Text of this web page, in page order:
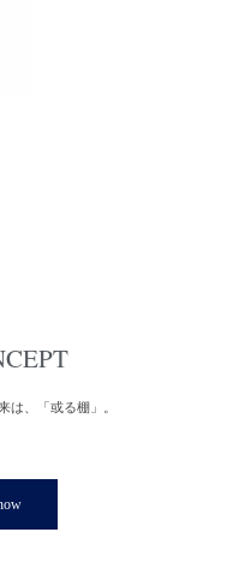
、「或る棚」。
暮らしであることが
願いです。